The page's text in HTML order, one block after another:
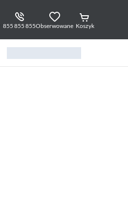
855 855 855Obserwowane Koszyk